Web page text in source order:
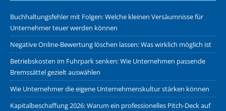
Buchhaltungsfehler mit Folgen: Welche kleinen Versäumnisse für
Unternehmer teuer werden können
Negative Online-Bewertung löschen lassen: Was wirklich möglich ist
Betriebskosten im Fuhrpark senken: Wie Unternehmen passende
Bremssättel gezielt auswählen
Wie Unternehmer die eigene Unternehmenskultur stärken können
Kapitalbeschaffung 2026: Warum ein professionelles Pitch-Deck auf